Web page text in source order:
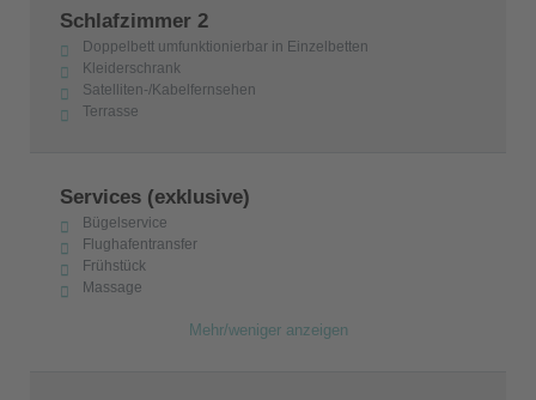
Schlafzimmer 2
Doppelbett umfunktionierbar in Einzelbetten
Kleiderschrank
Satelliten-/Kabelfernsehen
Terrasse
Services (exklusive)
Bügelservice
Flughafentransfer
Frühstück
Massage
Mehr/weniger anzeigen